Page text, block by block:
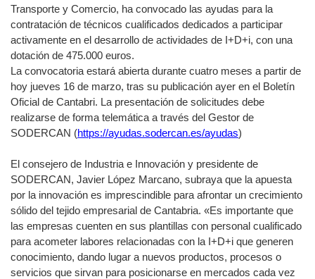
Transporte y Comercio, ha convocado las ayudas para la
contratación de técnicos cualificados dedicados a participar
activamente en el desarrollo de actividades de I+D+i, con una
dotación de 475.000 euros.
La convocatoria estará abierta durante cuatro meses a partir de
hoy jueves 16 de marzo, tras su publicación ayer en el Boletín
Oficial de Cantabri. La presentación de solicitudes debe
realizarse de forma telemática a través del Gestor de
SODERCAN (https://ayudas.sodercan.es/ayudas)
El consejero de Industria e Innovación y presidente de
SODERCAN, Javier López Marcano, subraya que la apuesta
por la innovación es imprescindible para afrontar un crecimiento
sólido del tejido empresarial de Cantabria. «Es importante que
las empresas cuenten en sus plantillas con personal cualificado
para acometer labores relacionadas con la I+D+i que generen
conocimiento, dando lugar a nuevos productos, procesos o
servicios que sirvan para posicionarse en mercados cada vez